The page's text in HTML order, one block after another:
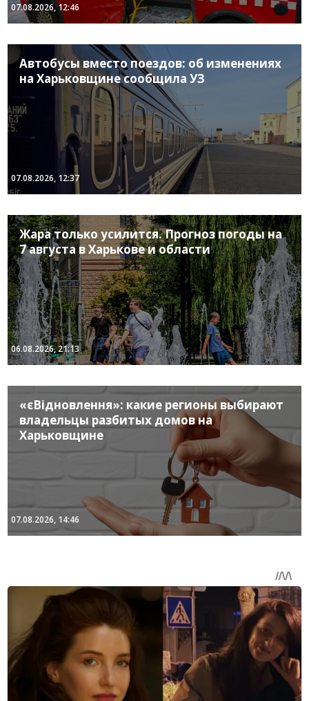
07.08.2026, 12:46
Автобусы вместо поездов: об изменениях
на Харьковщине сообщила УЗ
07.08.2026, 12:37
Жара только усилится. Прогноз погоды на
7 августа в Харькове и области
06.08.2026, 21:13
«єВідновлення»: какие регионы выбирают
владельцы разбитых домов на
Харьковщине
07.08.2026, 14:46